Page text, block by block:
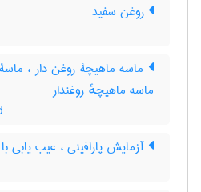
روغن سفید
ماسه ماهیچۀ روغن دار ،
ماسه ماهیچهٔ روغندار
آزمایش پارافینی ، عیب یابی با